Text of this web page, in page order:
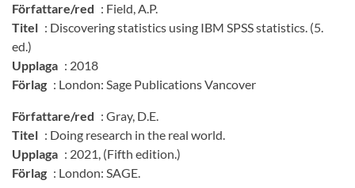
Författare/red : Field, A.P.
Titel : Discovering statistics using IBM SPSS statistics. (5.
ed.)
Upplaga : 2018
Förlag : London: Sage Publications Vancover
Författare/red : Gray, D.E.
Titel : Doing research in the real world.
Upplaga : 2021, (Fifth edition.)
Förlag : London: SAGE.